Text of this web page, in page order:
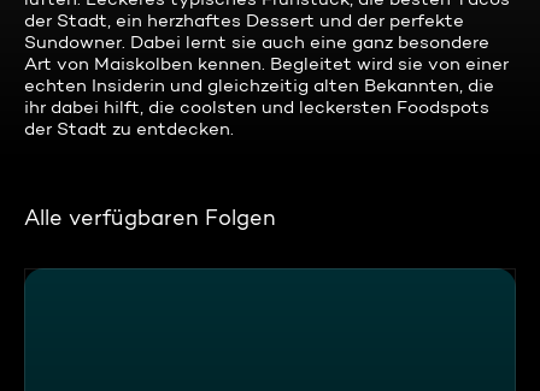
der Stadt, ein herzhaftes Dessert und der perfekte
Sundowner. Dabei lernt sie auch eine ganz besondere
Art von Maiskolben kennen. Begleitet wird sie von einer
echten Insiderin und gleichzeitig alten Bekannten, die
ihr dabei hilft, die coolsten und leckersten Foodspots
der Stadt zu entdecken.
Alle verfügbaren Folgen